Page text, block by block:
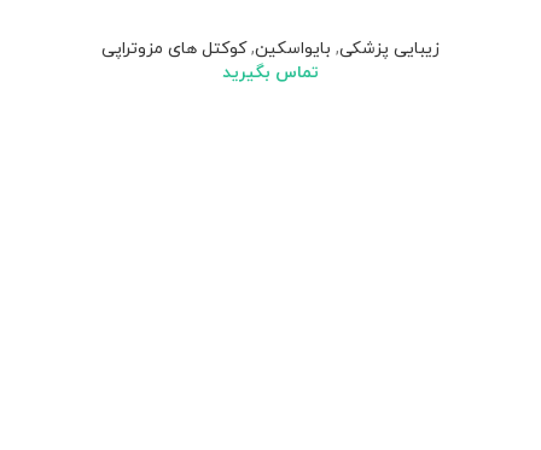
زیبایی پزشکی, بایواسکین,کوکتل های مزوتراپی
تماس بگیرید